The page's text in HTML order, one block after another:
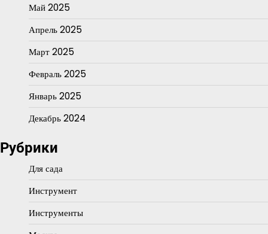
Май 2025
Апрель 2025
Март 2025
Февраль 2025
Январь 2025
Декабрь 2024
Рубрики
Для сада
Инструмент
Инструменты